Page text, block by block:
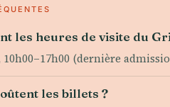
les heures de visite du
(dernière
les billets ?